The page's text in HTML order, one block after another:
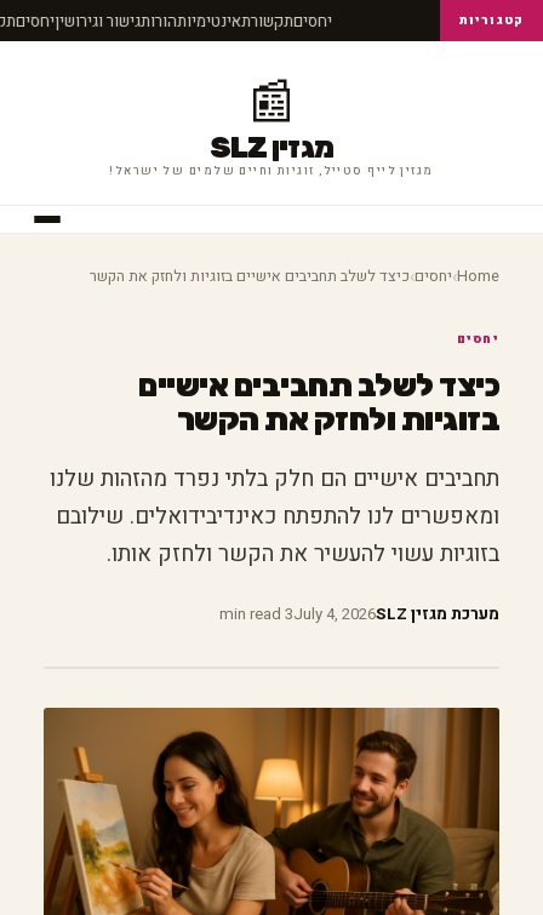
קטגוריות יחסיםתקשורתאינטימיותהורותגישור וגירושיןיחסים
📰
מגזין SLZ
מגזין לייף סטייל, זוגיות וחיים שלמים של ישראל!
Home
›יחסים›כיצד לשלב תחביבים אישיים בזוגיות ולחזק את הקשר
יחסים
כיצד לשלב תחביבים אישיים
בזוגיות ולחזק את הקשר
תחביבים אישיים הם חלק בלתי נפרד מהזהות שלנו
ומאפשרים לנו להתפתח כאינדיבידואלים. שילובם
בזוגיות עשוי להעשיר את הקשר ולחזק אותו.
מערכת מגזין SLZ July 4, 2026
3 min read